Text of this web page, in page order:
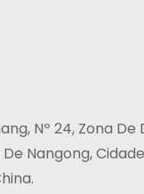
Nº 24, Zona
Nangong,